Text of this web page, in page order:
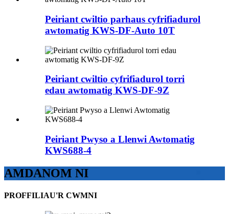
Peiriant cwiltio parhaus cyfrifiadurol
awtomatig KWS-DF-Auto 10T
Peiriant cwiltio cyfrifiadurol torri
edau awtomatig KWS-DF-9Z
Peiriant Pwyso a Llenwi Awtomatig
KWS688-4
AMDANOM NI
PROFFILIAU'R CWMNI